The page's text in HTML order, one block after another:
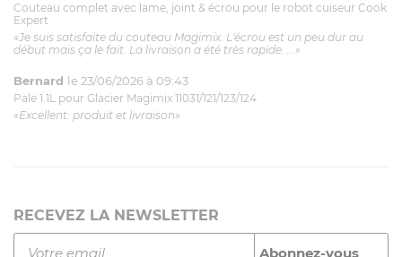
Couteau complet avec lame, joint & écrou pour le robot cuiseur Cook
Expert
«Je suis satisfaite du couteau Magimix. L'écrou est un peu dur au
début mais ça le fait. La livraison a été très rapide. ...»
Bernard le 23/06/2026 à 09:43
Pale 1.1L pour Glacier Magimix 11031/121/123/124
«Excellent: produit et livraison»
RECEVEZ LA NEWSLETTER